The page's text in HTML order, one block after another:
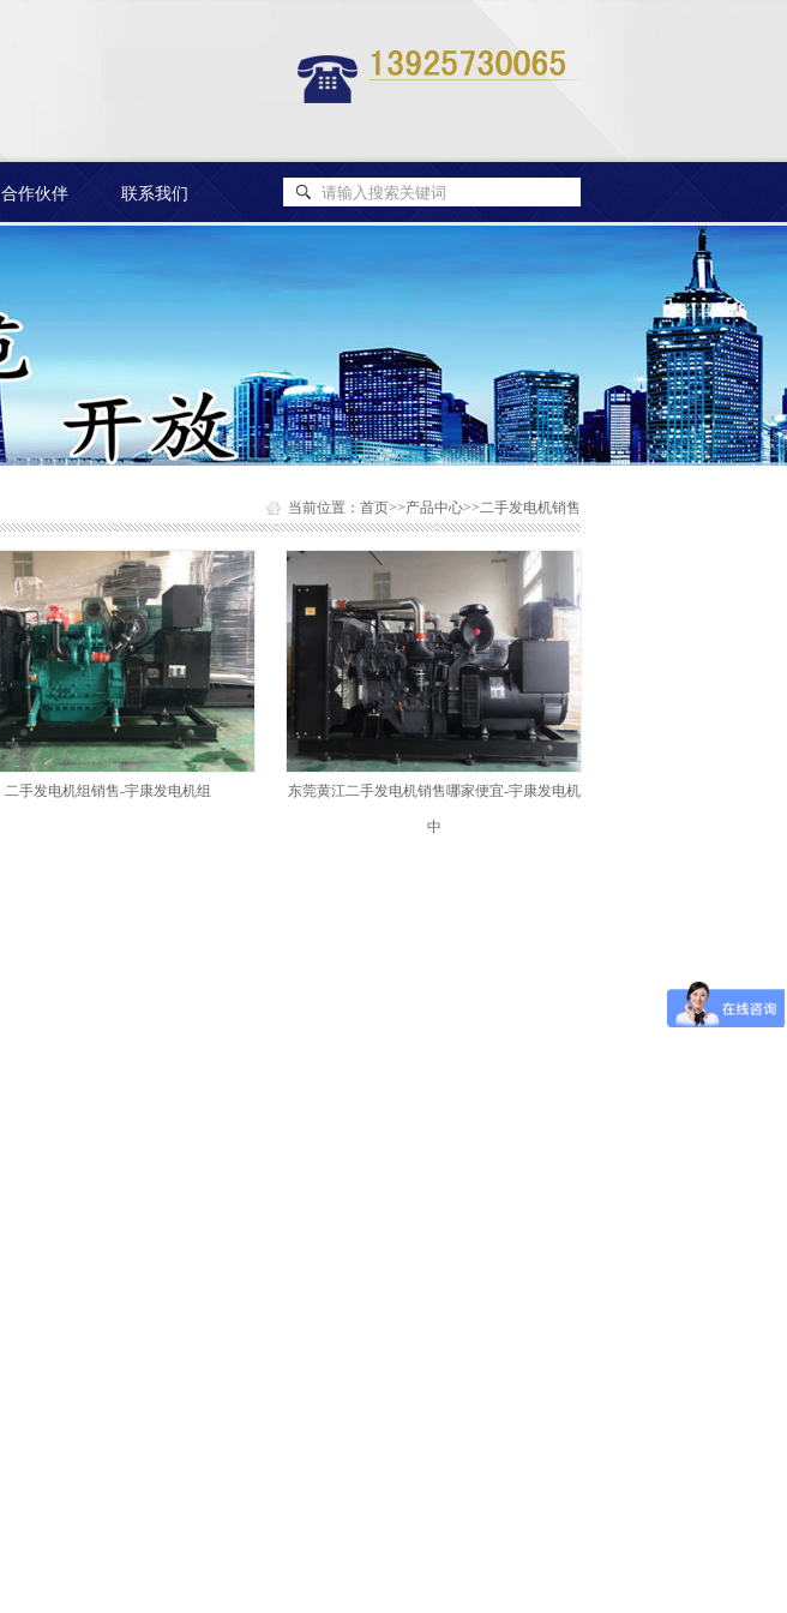
合作伙伴 联系我们
当前位置： 首页>>产品中心>>二手发电机销售
二手发电机组销售-宇康发电机组 东莞黄江二手发电机销售哪家便宜-宇康发电机
中